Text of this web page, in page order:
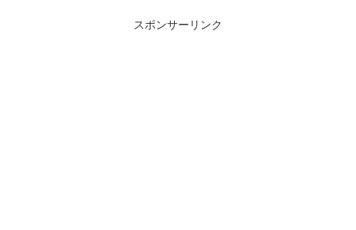
スポンサーリンク